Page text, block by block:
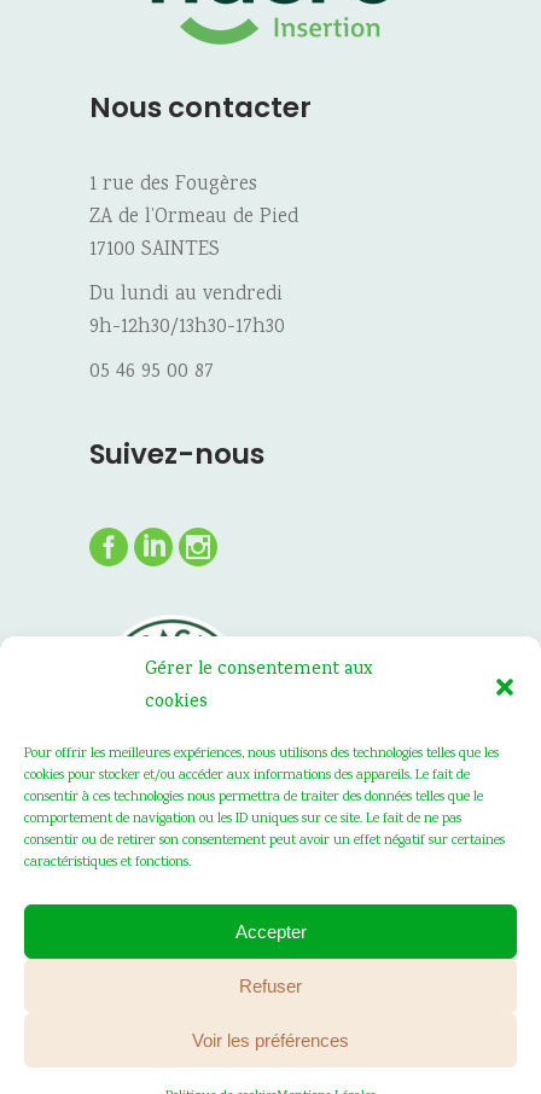
Gérer le consentement aux
cookies
Pour offrir les meilleures expériences, nous utilisons des technologies telles que les
cookies pour stocker et/ou accéder aux informations des appareils. Le fait de
consentir à ces technologies nous permettra de traiter des données telles que le
comportement de navigation ou les ID uniques sur ce site. Le fait de ne pas
consentir ou de retirer son consentement peut avoir un effet négatif sur certaines
caractéristiques et fonctions.
Accepter
Refuser
Voir les préférences
Nous contacter
1 rue des Fougères
ZA de l’Ormeau de Pied
17100 SAINTES
Du lundi au vendredi
9h-12h30/13h30-17h30
05 46 95 00 87
Suivez-nous
SAINT FIACRE © 2020 . Tous les droits
Vanda Cipriano